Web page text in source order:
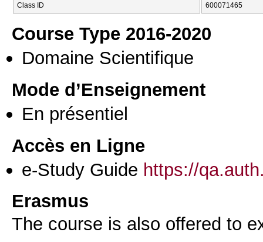
Class ID 600071465
Course Type 2016-2020
Domaine Scientifique
Mode d’Enseignement
En présentiel
Accès en Ligne
e-Study Guide https://
Erasmus
The course is also offered to